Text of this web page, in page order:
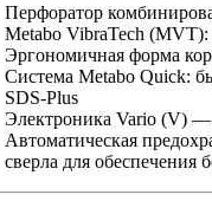
Перфоратор
Metabo VibraTech (MVT):
Эргономичная форма
Система Metabo Quick:
SDS-Plus
Электроника Vario (V) —
Автоматическая
сверла для обеспечения